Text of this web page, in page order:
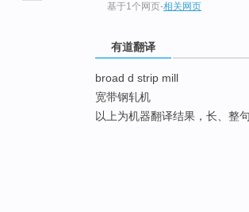
基于1个网页-相关网页
有道翻译
broad d strip mill
宽带钢轧机
以上为机器翻译结果，长、整